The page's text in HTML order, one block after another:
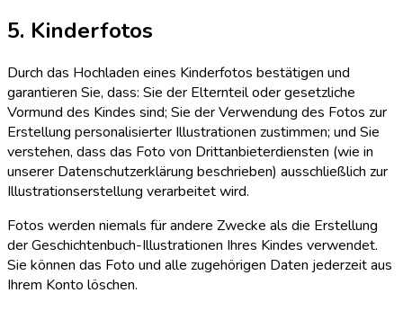
5. Kinderfotos
Durch das Hochladen eines Kinderfotos bestätigen und
garantieren Sie, dass: Sie der Elternteil oder gesetzliche
Vormund des Kindes sind; Sie der Verwendung des Fotos zur
Erstellung personalisierter Illustrationen zustimmen; und Sie
verstehen, dass das Foto von Drittanbieterdiensten (wie in
unserer Datenschutzerklärung beschrieben) ausschließlich zur
Illustrationserstellung verarbeitet wird.
Fotos werden niemals für andere Zwecke als die Erstellung
der Geschichtenbuch-Illustrationen Ihres Kindes verwendet.
Sie können das Foto und alle zugehörigen Daten jederzeit aus
Ihrem Konto löschen.